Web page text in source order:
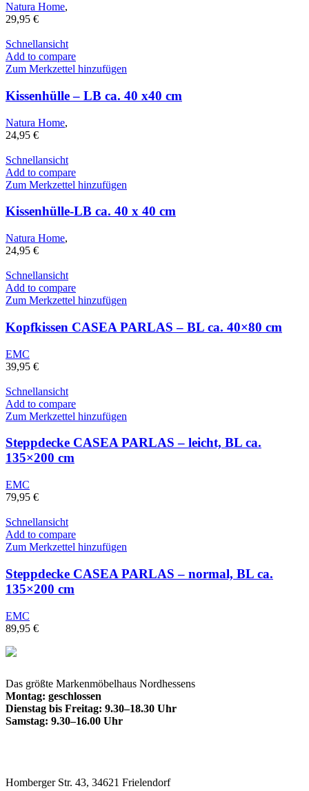
Natura Home,
29,95 €
Schnellansicht
Add to compare
Zum Merkzettel hinzufügen
Kissenhülle – LB ca. 40 x40 cm
Natura Home,
24,95 €
Schnellansicht
Add to compare
Zum Merkzettel hinzufügen
Kissenhülle-LB ca. 40 x 40 cm
Natura Home,
24,95 €
Schnellansicht
Add to compare
Zum Merkzettel hinzufügen
Kopfkissen CASEA PARLAS – BL ca. 40×80 cm
EMC
39,95 €
Schnellansicht
Add to compare
Zum Merkzettel hinzufügen
Steppdecke CASEA PARLAS – leicht, BL ca.
135×200 cm
EMC
79,95 €
Schnellansicht
Add to compare
Zum Merkzettel hinzufügen
Steppdecke CASEA PARLAS – normal, BL ca.
135×200 cm
EMC
89,95 €
Das größte Markenmöbelhaus Nordhessens
Montag: geschlossen
Dienstag bis Freitag: 9.30–18.30 Uhr
Samstag: 9.30–16.00 Uhr
Homberger Str. 43, 34621 Frielendorf